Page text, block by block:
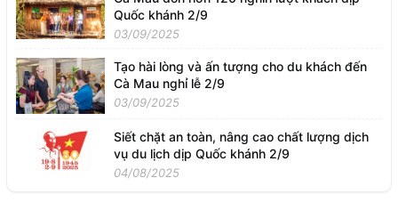
Quốc khánh 2/9
03/09/2025
Tạo hài lòng và ấn tượng cho du khách đến
Cà Mau nghỉ lễ 2/9
03/09/2025
Siết chặt an toàn, nâng cao chất lượng dịch
vụ du lịch dịp Quốc khánh 2/9
04/08/2025